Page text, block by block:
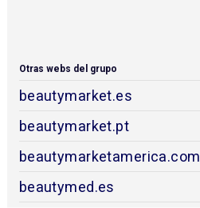
Otras webs del grupo
beautymarket.es
beautymarket.pt
beautymarketamerica.com
beautymed.es